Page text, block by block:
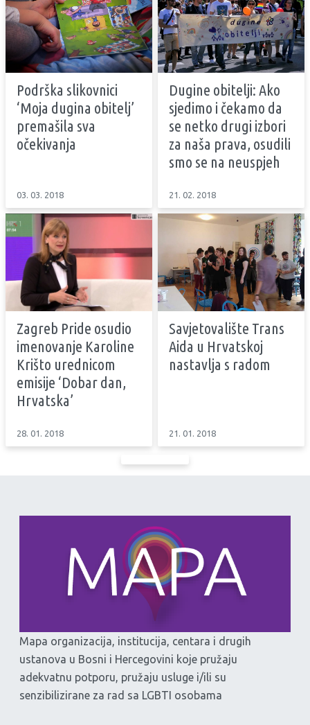
Podrška slikovnici
‘Moja dugina obitelj’
premašila sva
očekivanja
03. 03. 2018
Dugine obitelji: Ako
sjedimo i čekamo da
se netko drugi izbori
za naša prava, osudili
smo se na neuspjeh
21. 02. 2018
Zagreb Pride osudio
imenovanje Karoline
Krišto urednicom
emisije ‘Dobar dan,
Hrvatska’
28. 01. 2018
Savjetovalište Trans
Aida u Hrvatskoj
nastavlja s radom
21. 01. 2018
Mapa organizacija, institucija, centara i drugih
ustanova u Bosni i Hercegovini koje pružaju
adekvatnu potporu, pružaju usluge i/ili su
senzibilizirane za rad sa LGBTI osobama